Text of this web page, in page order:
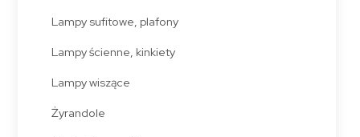
Lampy sufitowe, plafony
Lampy ścienne, kinkiety
Lampy wiszące
Żyrandole